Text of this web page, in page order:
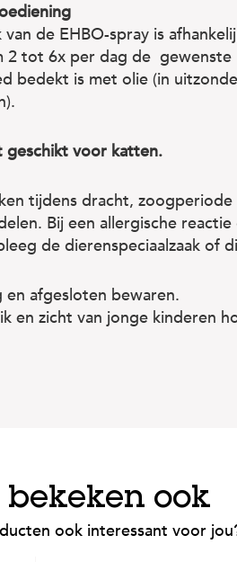
de EHBO-spray is
2 tot 6x per dag de
bedekt is met olie (in
geschikt voor katten.
tijdens dracht,
Bij een allergische
de dierenspeciaalzaak of
afgesloten bewaren.
en zicht van jonge kinderen
ook
ook interessant voor